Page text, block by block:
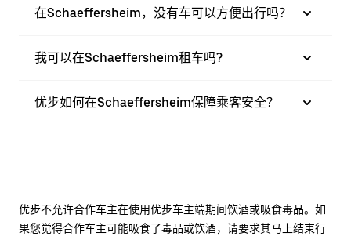
在Schaeffersheim，没有车可以方便出行吗？
我可以在Schaeffersheim租车吗?
优步如何在Schaeffersheim保障乘客安全？
优步不允许合作车主在使用优步车主端期间饮酒或吸食毒品。如
果您觉得合作车主可能吸食了毒品或饮酒，请要求其马上结束行